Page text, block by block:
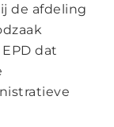
de afdeling
dat